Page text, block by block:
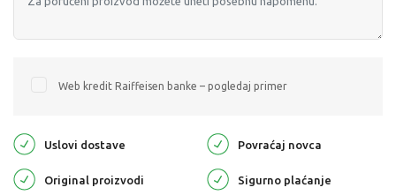
Web kredit Raiffeisen banke – pogledaj primer
Uslovi dostave Povraćaj novca
Original proizvodi Sigurno plaćanje